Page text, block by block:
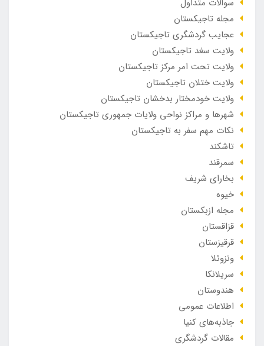
مجله تاجیکستان
عجایب گردشگری تاجیکستان
ولایت سغد تاجیکستان
ولایت تحت امر مرکز تاجیکستان
ولایت ختلان تاجیکستان
ولایت خودمختار بدخشان تاجیکستان
شهرها و مراکز نواحی ولایات جمهوری تاجیکستان
نکات مهم سفر به تاجیکستان
تاشکند
سمرقند
بخارای شریف
خیوه
مجله ازبکستان
قزاقستان
قرقیزستان
ونزوئلا
سریلانکا
هندوستان
اطلاعات عمومی
جاذبه‌های کنیا
مقالات گردشگری